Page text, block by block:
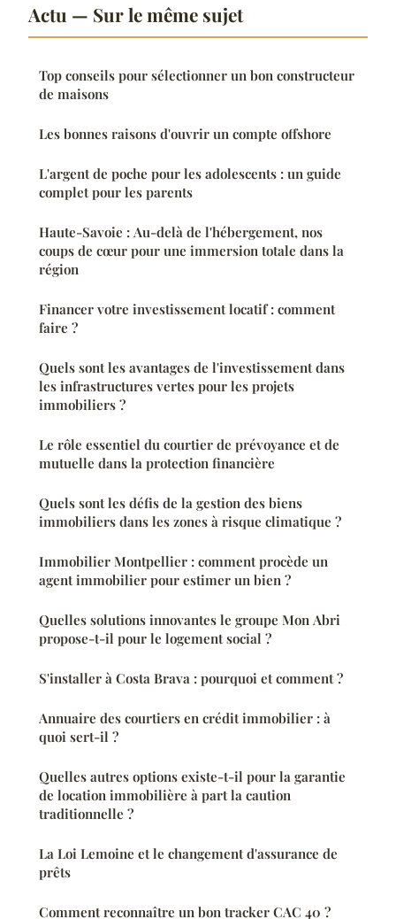
Actu — Sur le même sujet
Top conseils pour sélectionner un bon constructeur
de maisons
Les bonnes raisons d'ouvrir un compte offshore
L'argent de poche pour les adolescents : un guide
complet pour les parents
Haute-Savoie : Au-delà de l'hébergement, nos
coups de cœur pour une immersion totale dans la
région
Financer votre investissement locatif : comment
faire ?
Quels sont les avantages de l'investissement dans
les infrastructures vertes pour les projets
immobiliers ?
Le rôle essentiel du courtier de prévoyance et de
mutuelle dans la protection financière
Quels sont les défis de la gestion des biens
immobiliers dans les zones à risque climatique ?
Immobilier Montpellier : comment procède un
agent immobilier pour estimer un bien ?
Quelles solutions innovantes le groupe Mon Abri
propose-t-il pour le logement social ?
S'installer à Costa Brava : pourquoi et comment ?
Annuaire des courtiers en crédit immobilier : à
quoi sert-il ?
Quelles autres options existe-t-il pour la garantie
de location immobilière à part la caution
traditionnelle ?
La Loi Lemoine et le changement d'assurance de
prêts
Comment reconnaître un bon tracker CAC 40 ?